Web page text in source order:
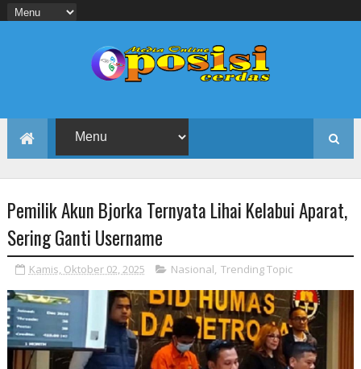
Pemilik Akun Bjorka Ternyata Lihai Kelabui Aparat,
Sering Ganti Username
Kamis, Oktober 02, 2025 Nasional, Trending Topic